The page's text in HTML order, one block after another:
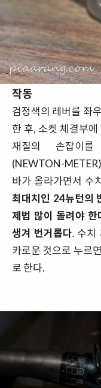
작동
검정색의 레버를 좌
한 후, 소켓 체결부
재질의 손잡이
(NEWTON-
바가 올라가면서 수
최대치인 24뉴턴의
제법 많이 돌려야 한
생겨 번거롭다. 수치
카로운 것으로 누르
로 한다.